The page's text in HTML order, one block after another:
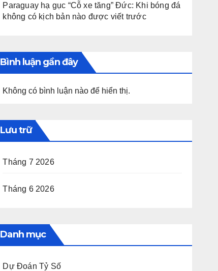
Paraguay hạ gục “Cỗ xe tăng” Đức: Khi bóng đá
không có kịch bản nào được viết trước
Bình luận gần đây
Không có bình luận nào để hiển thị.
Lưu trữ
Tháng 7 2026
Tháng 6 2026
Danh mục
Dự Đoán Tỷ Số